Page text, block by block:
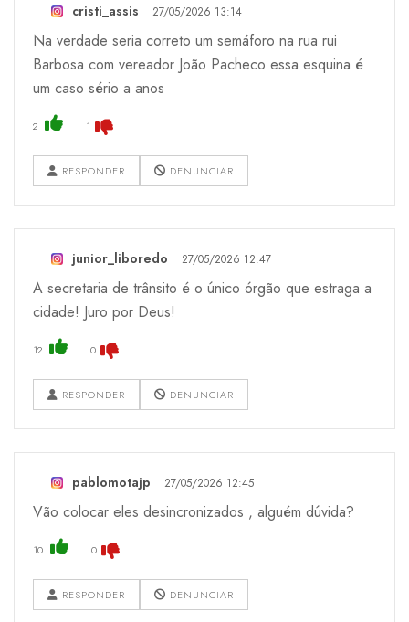
cristi_assis 27/05/2026 13:14
Na verdade seria correto um semáforo na rua rui
Barbosa com vereador João Pacheco essa esquina é
um caso sério a anos
2 1
RESPONDER DENUNCIAR
junior_liboredo 27/05/2026 12:47
A secretaria de trânsito é o único órgão que estraga a
cidade! Juro por Deus!
12 0
RESPONDER DENUNCIAR
pablomotajp 27/05/2026 12:45
Vão colocar eles desincronizados , alguém dúvida?
10 0
RESPONDER DENUNCIAR